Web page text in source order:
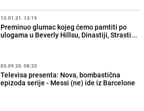
13.01.21. 13:19
Preminuo glumac kojeg ćemo pamtiti po
ulogama u Beverly Hillsu, Dinastiji, Strasti...
03.09.20. 08:33
Televisa presenta: Nova, bombastična
epizoda serije - Messi (ne) ide iz Barcelone